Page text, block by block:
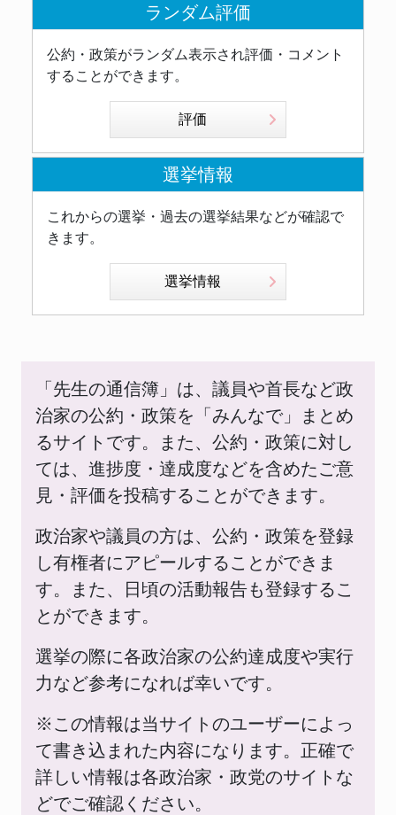
ランダム評価
公約・政策がランダム表示され評価・コメント
することができます。
評価
選挙情報
これからの選挙・過去の選挙結果などが確認で
きます。
選挙情報
「先生の通信簿」は、議員や首長など政
治家の公約・政策を「みんなで」まとめ
るサイトです。また、公約・政策に対し
ては、進捗度・達成度などを含めたご意
見・評価を投稿することができます。
政治家や議員の方は、公約・政策を登録
し有権者にアピールすることができま
す。また、日頃の活動報告も登録するこ
とができます。
選挙の際に各政治家の公約達成度や実行
力など参考になれば幸いです。
※この情報は当サイトのユーザーによっ
て書き込まれた内容になります。正確で
詳しい情報は各政治家・政党のサイトな
どでご確認ください。